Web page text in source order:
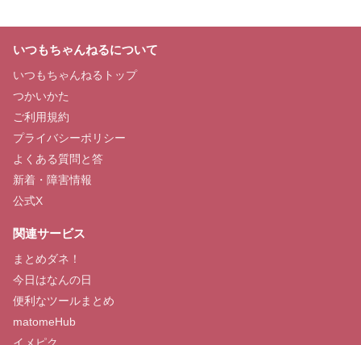
いつもちゃんねるについて
いつもちゃんねるトップ
つかいかた
ご利用規約
プライバシーポリシー
よくある質問と答
新着・障害情報
公式X
関連サービス
まとめダネ！
今日はなんの日
便利なツールまとめ
matomeHub
イメピク